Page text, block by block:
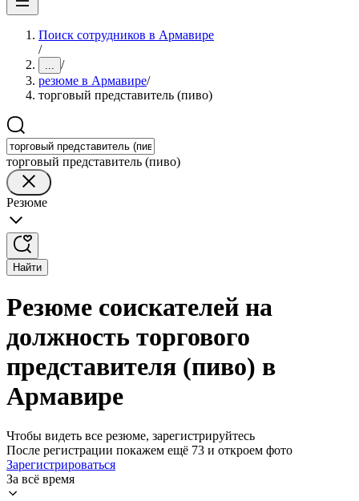
Поиск сотрудников в Армавире
/
... /
резюме в Армавире/
торговый представитель (пиво)
торговый представитель (пиво)
Резюме
Найти
Резюме соискателей на
должность торгового
представителя (пиво) в
Армавире
Чтобы видеть все резюме, зарегистрируйтесь
После регистрации покажем ещё 73 и откроем фото
Зарегистрироваться
За всё время